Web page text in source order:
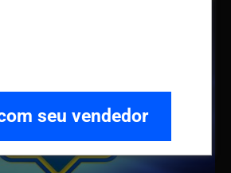
seu vendedor